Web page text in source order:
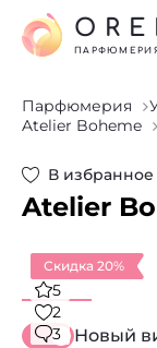
Парфюмерия
Atelier Boheme
В избранное
Atelier
Скидка 20%
5
2
3
Новый